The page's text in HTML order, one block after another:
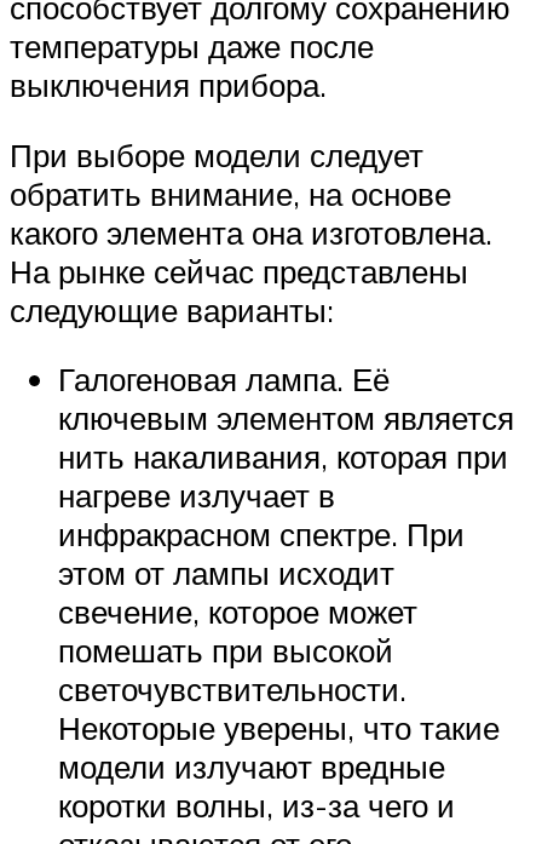
температуры даже после
выключения прибора.
При выборе модели следует
обратить внимание, на основе
какого элемента она изготовлена.
На рынке сейчас представлены
следующие варианты:
Галогеновая лампа. Её
ключевым элементом является
нить накаливания, которая при
нагреве излучает в
инфракрасном спектре. При
этом от лампы исходит
свечение, которое может
помешать при высокой
светочувствительности.
Некоторые уверены, что такие
модели излучают вредные
коротки волны, из-за чего и